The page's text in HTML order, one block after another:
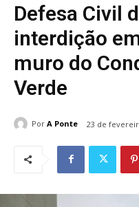
Defesa Civil
interdição
muro do
Verde
Por A Ponte 23 de